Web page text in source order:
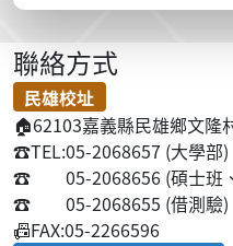
聯絡方式
民雄校址
🏠62103嘉義縣民雄鄉文隆
☎️TEL:05-2068657 (大學部)
☎️ 05-2068656 (碩士班
☎️ 05-2068655 (借測驗)
📠FAX:05-2266596